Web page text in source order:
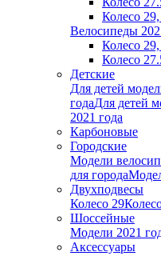
Колесо
Велосипеды
Колесо
Колесо
Детские
Для детей
годаДля детей
2021 года
Карбоновые
Городские
Модели
для города
Двухподвесы
Колесо 29
Шоссейные
Модели 2021
Аксессуары